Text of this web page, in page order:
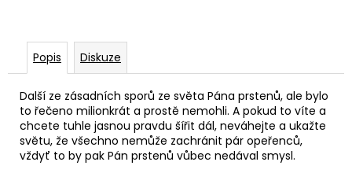
Popis Diskuze
Další ze zásadních sporů ze světa Pána prstenů, ale bylo
to řečeno milionkrát a prostě nemohli. A pokud to víte a
chcete tuhle jasnou pravdu šířit dál, neváhejte a ukažte
světu, že všechno nemůže zachránit pár opeřenců,
vždyť to by pak Pán prstenů vůbec nedával smysl.